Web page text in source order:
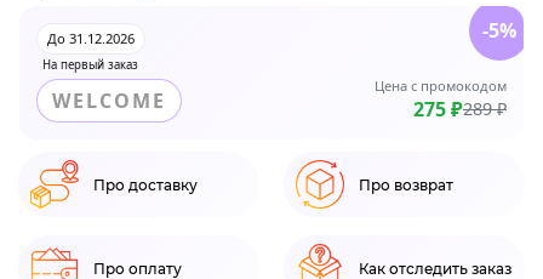
На первый заказ
До 31.12.2026
WELCOME
Цена с промокодом
275 ₽289 ₽
-5%
Про доставку Про возврат
Про оплату Как отследить заказ